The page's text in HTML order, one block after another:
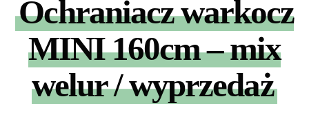
Ochraniacz warkocz
MINI 160cm – mix
welur / wyprzedaż